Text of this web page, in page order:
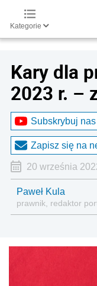
Kategorie
Kary dla
2023 r. –
Subskrybuj
Zapisz się na
20 września
Paweł Kula
prawnik, redaktor